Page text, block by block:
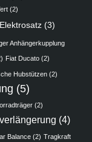
(2)
Elektrosatz (3)
Anhängerkupplung
Fiat Ducato (2)
Hubstützen (2)
(5)
(2)
(4)
Balance (2) Tragkraft